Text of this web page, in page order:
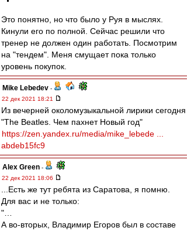
Это понятно, но что было у Руя в мыслях.
Кинули его по полной. Сейчас решили что
тренер не должен один работать. Посмотрим
на "тендем". Меня смущает пока только
уровень покупок.
Mike Lebedev -
22 дек 2021 18:21
Из вечерней околомузыкальной лирики сегодня
"The Beatles. Чем пахнет Новый год"
https://zen.yandex.ru/media/mike_lebede ...
abdeb15fc9
Alex Green -
22 дек 2021 18:06
...Есть же тут ребята из Саратова, я помню.
Для вас и не только:
"…
А во-вторых, Владимир Егоров был в составе